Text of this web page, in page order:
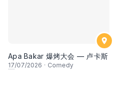
Apa Bakar 爆烤大会 — 卢卡斯
17/07/2026 · Comedy